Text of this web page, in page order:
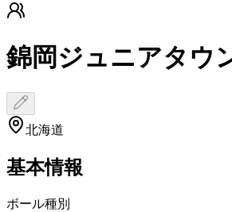
錦岡ジュニアタウ
北海道
基本情報
ボール種別